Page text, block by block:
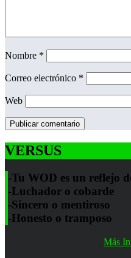
Nombre *
Correo electrónico *
Web
VERSUS
-Tu WOD es un reflejo
-Luchador o cobarde
-Sincero o mentiroso
-Honesto o tramposo
Más